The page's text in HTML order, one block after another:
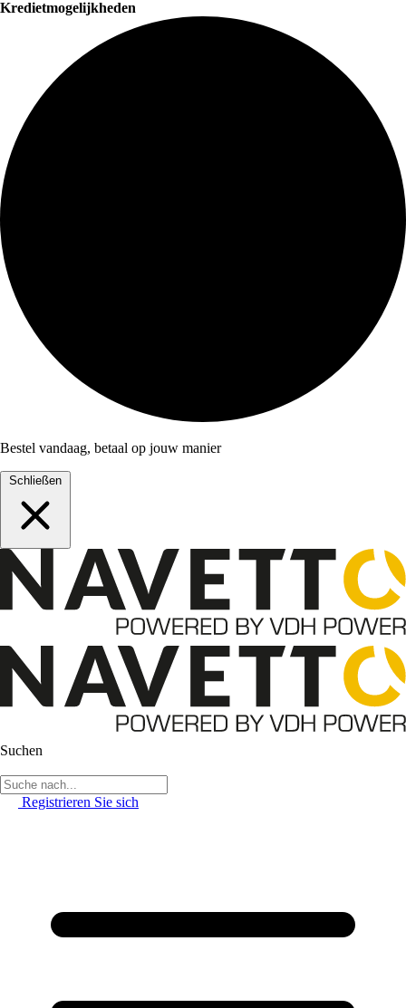
Kredietmogelijkheden
Bestel vandaag, betaal op jouw manier
Schließen
Suchen
Registrieren Sie sich